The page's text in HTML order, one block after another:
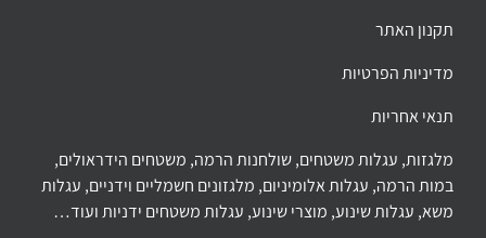
תקנון האתר
מדיניות הפרטיות
תנאי אחריות
מלגזות, עגלות משטחים, שולחנות הרמה, משטחים הידראולים,
במות הרמה, עגלות אלומיניום, מלגזונים חשמליים וידניים, עגלות
משא, עגלות שינוע, מוצרי שינוע, עגלות משטחים ידניות ועוד…